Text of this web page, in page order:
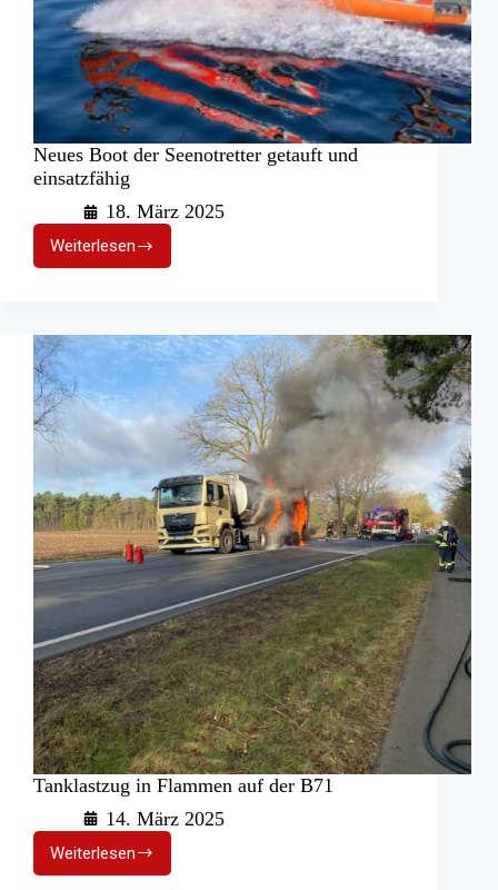
Neues Boot der Seenotretter getauft und
einsatzfähig
18. März 2025
Weiterlesen
Neues
Boot
getauft
und
Tanklastzug in Flammen auf der B71
14. März 2025
WeiterlesenTanklastzug
in